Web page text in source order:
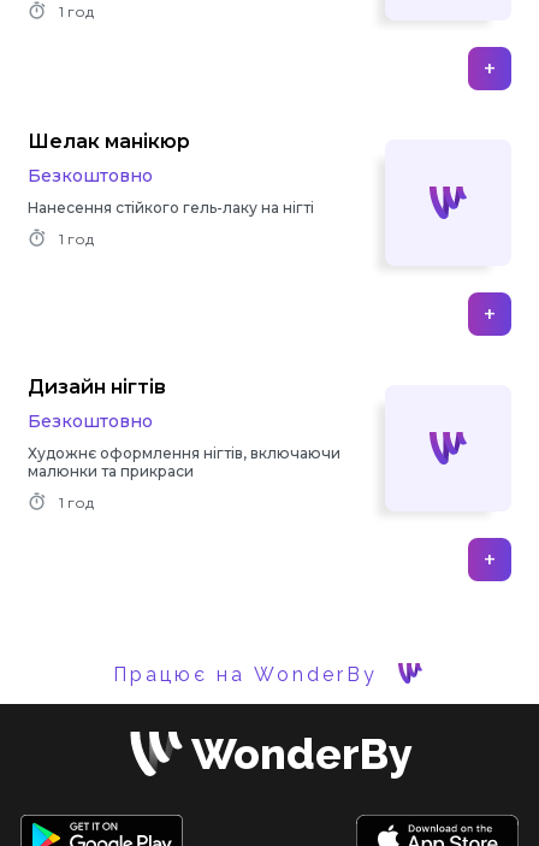
1 год
+
Шелак манікюр
Безкоштовно
Нанесення стійкого гель-лаку на нігті
1 год
+
Дизайн нігтів
Безкоштовно
Художнє оформлення нігтів, включаючи
малюнки та прикраси
1 год
+
Працює на WonderBy
WonderBy